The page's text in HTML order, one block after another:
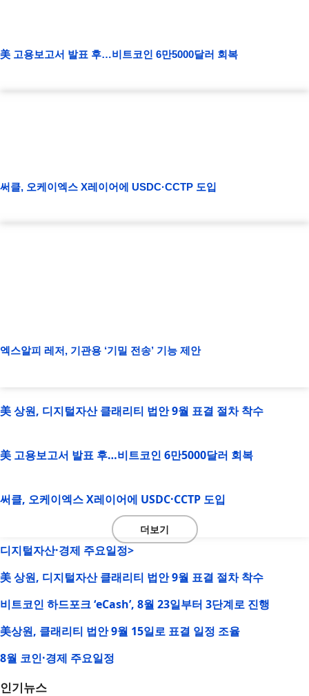
美 고용보고서 발표 후…비트코인 6만5000달러 회복
써클, 오케이엑스 X레이어에 USDC·CCTP 도입
엑스알피 레저, 기관용 ‘기밀 전송’ 기능 제안
美 상원, 디지털자산 클래리티 법안 9월 표결 절차 착수
美 고용보고서 발표 후…비트코인 6만5000달러 회복
써클, 오케이엑스 X레이어에 USDC·CCTP 도입
더보기
디지털자산·경제 주요일정>
美 상원, 디지털자산 클래리티 법안 9월 표결 절차 착수
비트코인 하드포크 ‘eCash’, 8월 23일부터 3단계로 진행
美상원, 클래리티 법안 9월 15일로 표결 일정 조율
8월 코인·경제 주요일정
인기뉴스